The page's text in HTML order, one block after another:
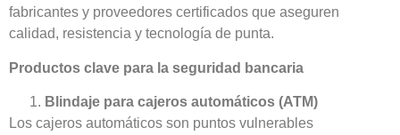
fabricantes y proveedores certificados que aseguren
calidad, resistencia y tecnología de punta.
Productos clave para la seguridad bancaria
Blindaje para cajeros automáticos (ATM)
Los cajeros automáticos son puntos vulnerables